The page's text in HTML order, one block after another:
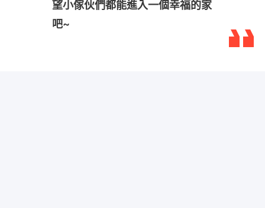
望小傢伙們都能進入一個幸福的家
吧~